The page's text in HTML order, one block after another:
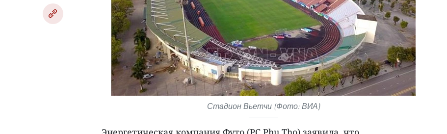
Стадион Вьетчи (Фото: ВИА)